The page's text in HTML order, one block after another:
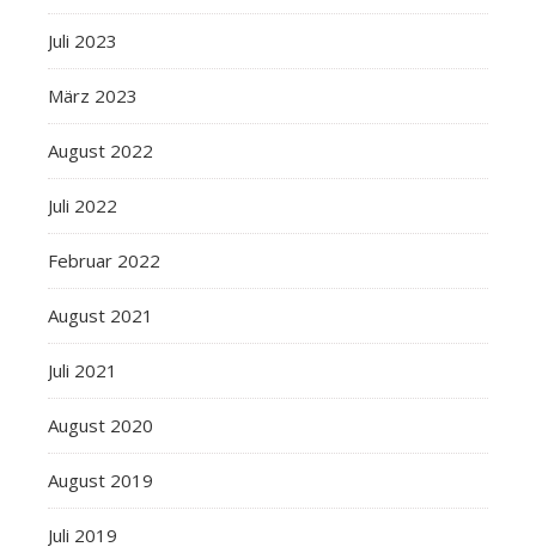
Juli 2023
März 2023
August 2022
Juli 2022
Februar 2022
August 2021
Juli 2021
August 2020
August 2019
Juli 2019